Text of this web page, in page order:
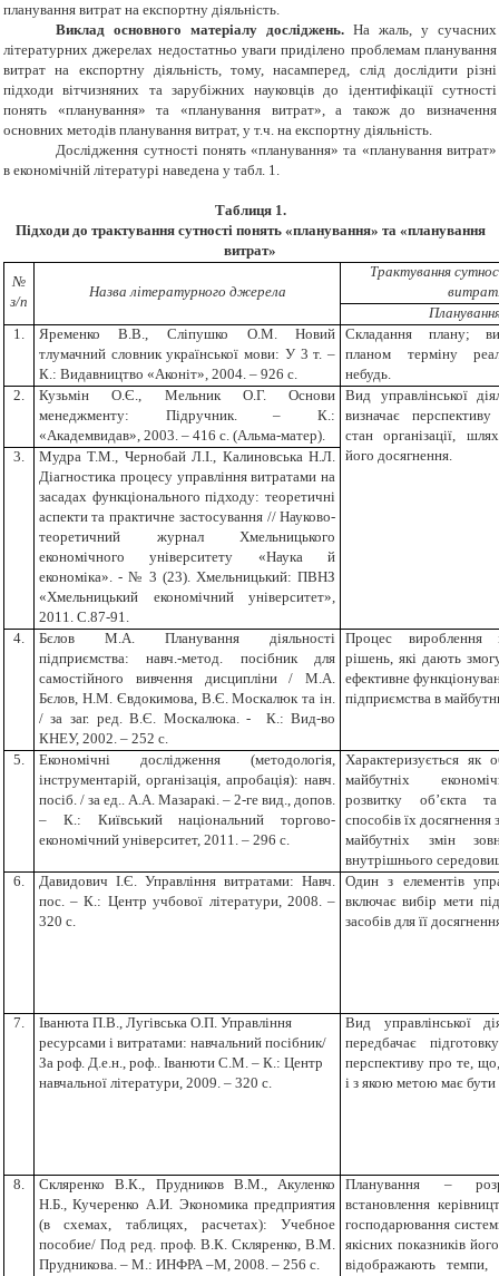
планування витрат на експортну діяльність.
Виклад основного матеріалу досліджень.На жаль, у сучасних
літературних джерелах недостатньо уваги приділено проблемам планування
витрат на експортну діяльність, тому, насамперед, слід дослідити різні
підходи вітчизняних та зарубіжних науковців до ідентифікації сутності
понять «планування» та «планування витрат», а також до визначення
основних методів планування витрат, у т.ч. на експортну діяльність.
Дослідження сутності понять «планування» та «планування витрат»
в економічній літературі наведена у табл. 1.
Таблиця 1.
Підходи до трактування сутності понять «планування» та «планування
витрат»
№
з/п
Назва літературного джерела
Трактування
1.
Яременко В.В., Сліпушко О.М. Новий
тлумачний словник української мови: У 3 т. –
К.: Видавництво «Аконіт», 2004. – 926 с.
Складання плану;
планом терміну
небудь.
2.
Кузьмін О.Є., Мельник О.Г. Основи
менеджменту: Підручник. – К.:
«Академвидав», 2003. – 416 с. (Альма-матер).
Вид управлінської
визначає
стан організації,
його досягнення.
3.
Мудра Т.М., Чернобай Л.І., Калиновська Н.Л.
Діагностика процесу управління витратами на
засадах функціонального підходу: теоретичні
аспекти та практичне застосування // Науково-
теоретичний журнал Хмельницького
економічного університету «Наука й
економіка». - № 3 (23). Хмельницький: ПВНЗ
«Хмельницький економічний університет»,
2011. С.87-91.
4.
Бєлов М.А. Планування діяльності
підприємства: навч.-метод. посібник для
самостійного вивчення дисципліни / М.А.
Бєлов, Н.М. Євдокимова, В.Є. Москалюк та ін.
/ за заг. ред. В.Є. Москалюка. - К.: Вид-во
КНЕУ, 2002. – 252 с.
Процес вироблення
рішень, які дають
ефективне
підприємства в
5.
Економічні дослідження (методологія,
інструментарій, організація, апробація): навч.
посіб. / за ед.. А.А. Мазаракі. – 2-ге вид., допов.
– К.: Київський національний торгово-
економічний університет, 2011. – 296 с.
Характеризується як
майбутніх
розвитку об’єкта
способів їх досягнення
майбутніх змін
внутрішнього
6.
Давидович І.Є. Управління витратами: Навч.
пос. – К.: Центр учбової літератури, 2008. –
320 с.
Один з елементів
включає вибір мети
засобів для її
7.
Іванюта П.В., Лугівська О.П. Управління
ресурсами і витратами: навчальний посібник/
За роф. Д.е.н., роф.. Іванюти С.М. – К.: Центр
навчальної літератури, 2009. – 320 с.
Вид управлінської
передбачає
перспективу про те,
і з якою метою має бути
8.
Скляренко В.К., Прудников В.М., Акуленко
Н.Б., Кучеренко А.И. Экономика предприятия
(в схемах, таблицях, расчетах): Учебное
пособие/ Под ред. проф. В.К. Скляренко, В.М.
Прудникова. – М.: ИНФРА –М, 2008. – 256 с.
Планування –
встановлення
господарювання
якісних показників
відображають темпи,